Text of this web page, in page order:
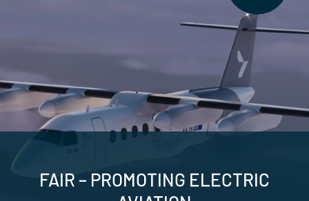
FAIR – PROMOTING ELECTRIC